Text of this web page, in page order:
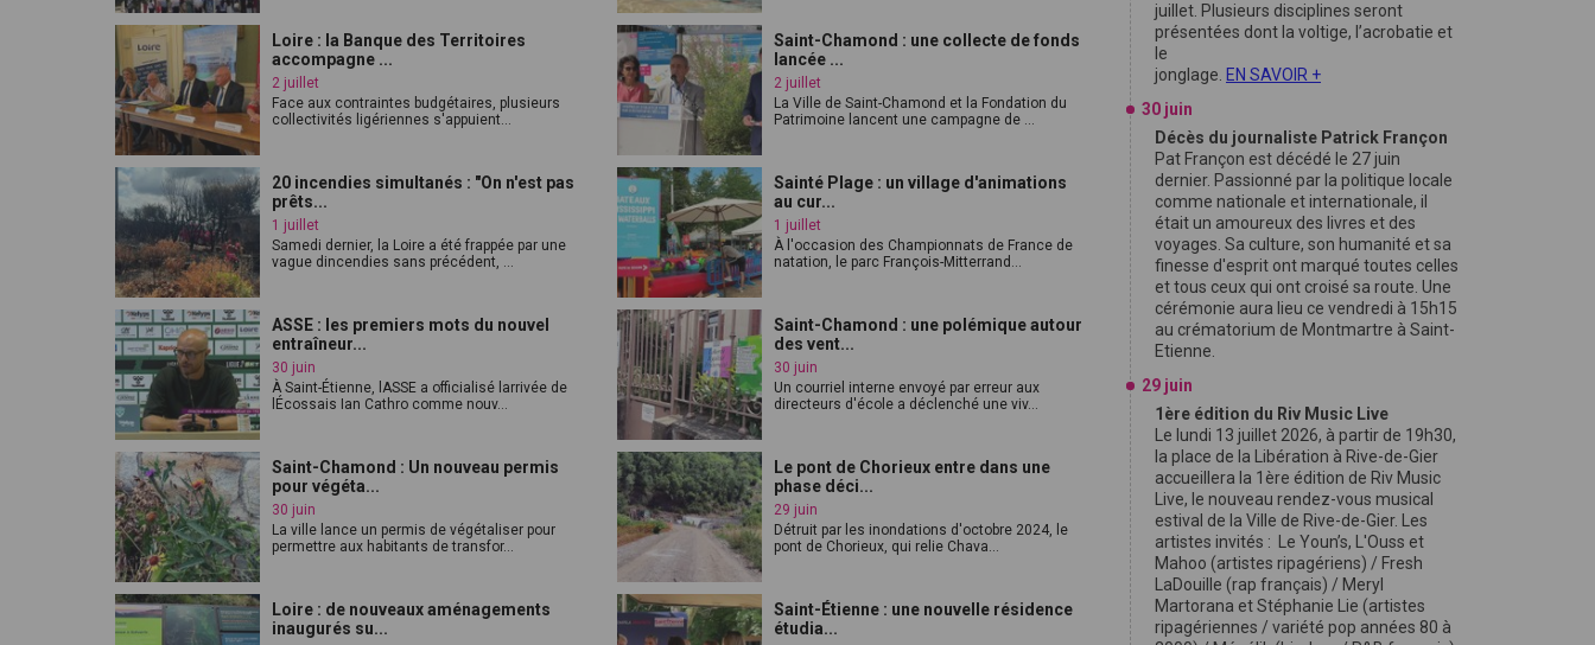
Loire : la Banque des Territoires
accompagne ...
2 juillet
Face aux contraintes budgétaires, plusieurs
collectivités ligériennes s'appuient...
Saint-Chamond : une collecte de fonds
lancée ...
2 juillet
La Ville de Saint-Chamond et la Fondation du
Patrimoine lancent une campagne de ...
20 incendies simultanés : "On n'est pas
prêts...
1 juillet
Samedi dernier, la Loire a été frappée par une
vague dincendies sans précédent, ...
Sainté Plage : un village d'animations
au cur...
1 juillet
À l'occasion des Championnats de France de
natation, le parc François-Mitterrand...
ASSE : les premiers mots du nouvel
entraîneur...
30 juin
À Saint-Étienne, lASSE a officialisé larrivée de
lÉcossais Ian Cathro comme nouv...
Saint-Chamond : une polémique autour
des vent...
30 juin
Un courriel interne envoyé par erreur aux
directeurs d'école a déclenché une viv...
Saint-Chamond : Un nouveau permis
pour végéta...
30 juin
La ville lance un permis de végétaliser pour
permettre aux habitants de transfor...
Le pont de Chorieux entre dans une
phase déci...
29 juin
Détruit par les inondations d'octobre 2024, le
pont de Chorieux, qui relie Chava...
Loire : de nouveaux aménagements
inaugurés su...
Saint-Étienne : une nouvelle résidence
étudia...
juillet. Plusieurs disciplines seront
présentées dont la voltige, l’acrobatie et
le
jonglage. EN SAVOIR +
30 juin
Décès du journaliste Patrick Françon
Pat Françon est décédé le 27 juin
dernier. Passionné par la politique locale
comme nationale et internationale, il
était un amoureux des livres et des
voyages. Sa culture, son humanité et sa
finesse d'esprit ont marqué toutes celles
et tous ceux qui ont croisé sa route. Une
cérémonie aura lieu ce vendredi à 15h15
au crématorium de Montmartre à Saint-
Etienne.
29 juin
1ère édition du Riv Music Live
Le lundi 13 juillet 2026, à partir de 19h30,
la place de la Libération à Rive-de-Gier
accueillera la 1ère édition de Riv Music
Live, le nouveau rendez-vous musical
estival de la Ville de Rive-de-Gier. Les
artistes invités : Le Youn’s, L'Ouss et
Mahoo (artistes ripagériens) / Fresh
LaDouille (rap français) / Meryl
Martorana et Stéphanie Lie (artistes
ripagériennes / variété pop années 80 à